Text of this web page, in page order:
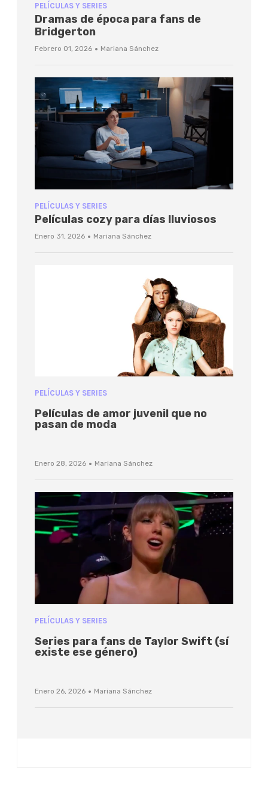
PELÍCULAS Y SERIES
Dramas de época para fans de
Bridgerton
Febrero 01, 2026 · Mariana Sánchez
PELÍCULAS Y SERIES
Películas cozy para días lluviosos
Enero 31, 2026 · Mariana Sánchez
PELÍCULAS Y SERIES
Películas de amor juvenil que no
pasan de moda
Enero 28, 2026 · Mariana Sánchez
PELÍCULAS Y SERIES
Series para fans de Taylor Swift (sí
existe ese género)
Enero 26, 2026 · Mariana Sánchez